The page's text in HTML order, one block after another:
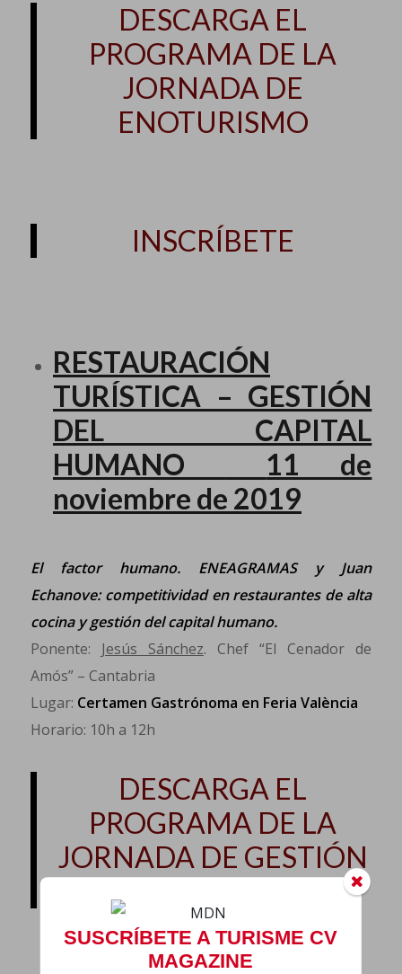
SUSCRÍBETE A TURISME CV
MAGAZINE
DESCARGA EL
PROGRAMA DE LA
JORNADA DE
ENOTURISMO
INSCRÍBETE
RESTAURACIÓN
TURÍSTICA – GESTIÓN
DEL CAPITAL
HUMANO
11 de
noviembre de 2019
El factor humano. ENEAGRAMAS y Juan
Echanove: competitividad en restaurantes de alta
cocina y gestión del capital humano.
Ponente: Jesús Sánchez. Chef “El Cenador de
Amós” – Cantabria
Lugar: Certamen Gastrónoma en Feria València
Horario: 10h a 12h
DESCARGA EL
PROGRAMA DE LA
JORNADA DE GESTIÓN
DE CAPITAL HUMANO